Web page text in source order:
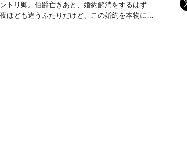
トリ卿。伯爵亡きあと、婚約解消をするはず
ども違うふたりだけど、この婚約を本物にし
、アンジェラの告白を拒絶する。醜い傷を仮面